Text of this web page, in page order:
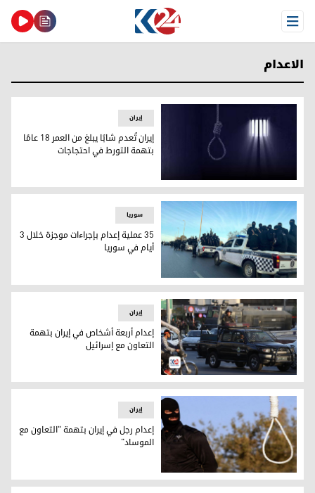
Open Menu
الاعدام
إيران تُعدم شابًا يبلغ من العمر 18 عامًا بتهمة التورط في احتجاجات
إيران
إيران تُعدم شابًا يبلغ من العمر 18 عامًا
بتهمة التورط في احتجاجات
35 عملية إعدام بإجراءات موجزة خلال 3 أيام في سوريا
سوریا
35 عملية إعدام بإجراءات موجزة خلال 3
أيام في سوريا
إعدام أربعة أشخاص في إيران بتهمة التعاون مع إسرائيل
إيران
إعدام أربعة أشخاص في إيران بتهمة
التعاون مع إسرائيل
إعدام رجل في إيران بتهمة "التعاون مع الموساد"
إيران
إعدام رجل في إيران بتهمة "التعاون مع
الموساد"